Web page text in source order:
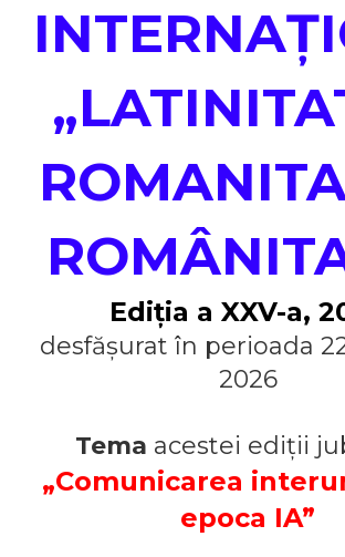
Ediția a XXV-a,
desfășurat în perioada
2026
Tema acestei ediții
„Comunicarea
epoca IA”